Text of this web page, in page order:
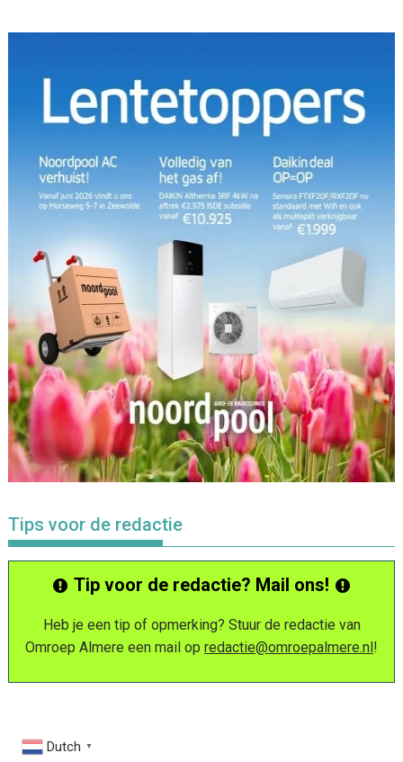
Tips voor de redactie
Tip voor de redactie? Mail ons!
Heb je een tip of opmerking? Stuur de redactie van
Omroep Almere een mail op redactie@omroepalmere.nl!
Dutch ▼